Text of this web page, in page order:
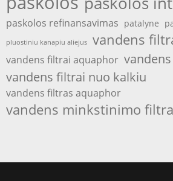
paskolos refinansavimas patalyne
pluostiniu kanapiu aliejus vandens
vandens filtrai aquaphor
vandens filtrai nuo kalkiu
vandens filtras aquaphor
vandens minkstinimo